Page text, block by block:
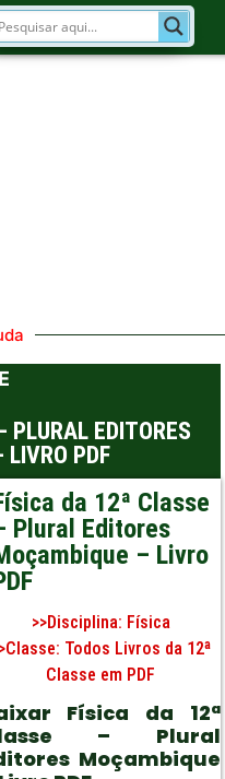
PLURAL EDITORES
LIVRO PDF
da 12ª Classe
Plural Editores
– Livro
>>Disciplina: Física
Todos Livros da 12ª
Classe em PDF
Física da 12ª
– Plural
Moçambique